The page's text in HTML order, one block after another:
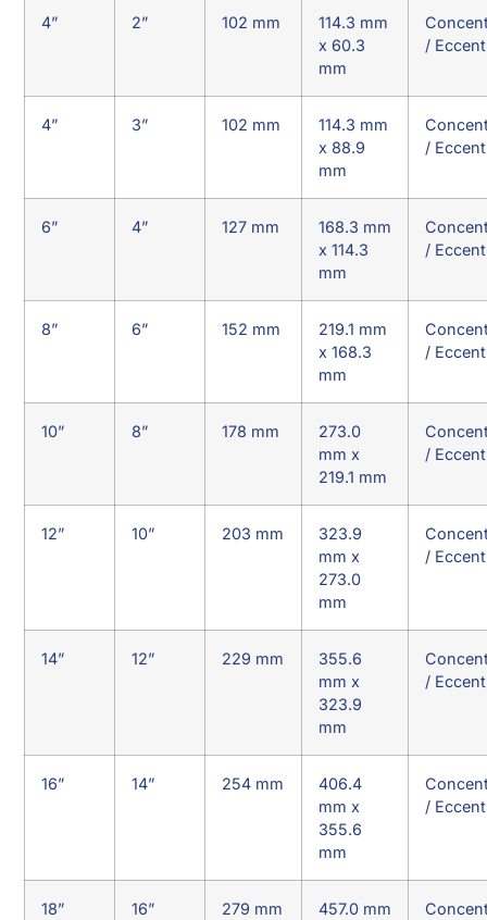
4” 2” 102 mm
114.3 mm
x 60.3
mm
/
4” 3” 102 mm
114.3 mm
x 88.9
mm
/
6” 4” 127 mm
168.3 mm
x 114.3
mm
/
8” 6” 152 mm
219.1 mm
x 168.3
mm
/
10” 8” 178 mm
273.0
mm x
219.1 mm
/
12” 10” 203 mm
323.9
mm x
273.0
mm
/
14” 12” 229 mm
355.6
mm x
323.9
mm
/
16” 14” 254 mm
406.4
mm x
355.6
mm
/
18” 16” 279 mm
457.0 mm